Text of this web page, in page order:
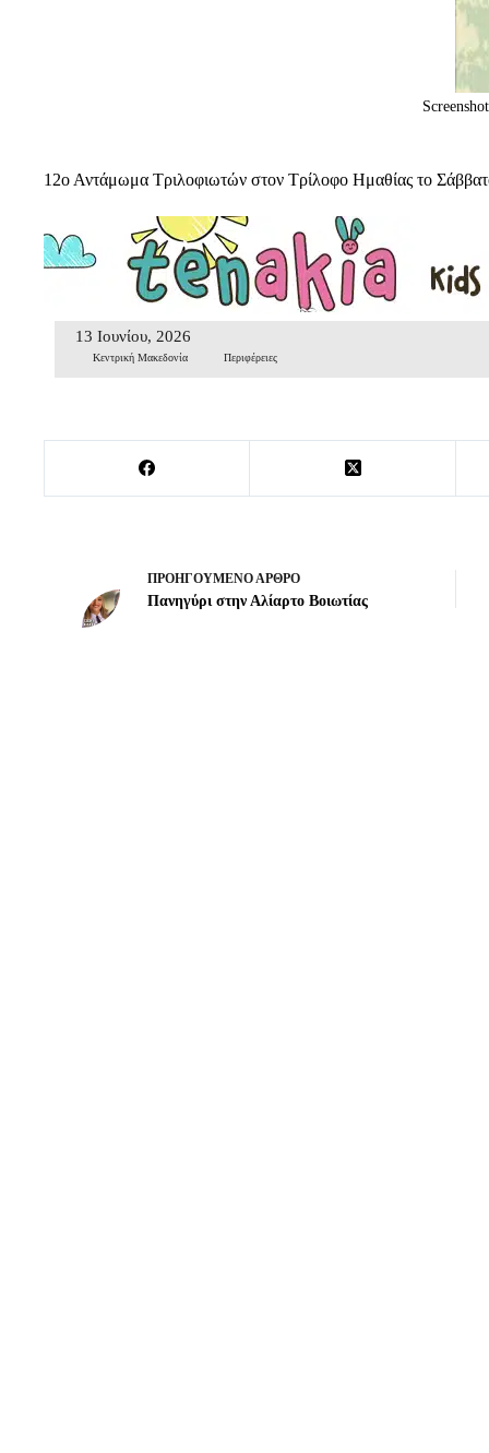
Screenshot
12ο Αντάμωμα Τριλοφιωτών στον Τρίλοφο Ημαθίας το
13 Ιουνίου, 2026
Κεντρική Μακεδονία Περιφέρειες
ΠΡΟΗΓΟΎΜΕΝΟΆΡΘΡΟ
Πανηγύρι στην Αλίαρτο Βοιωτίας